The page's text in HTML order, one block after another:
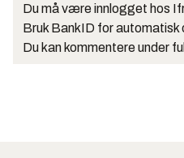
Du må være innlogget hos
Bruk BankID for automatisk
Du kan kommentere under